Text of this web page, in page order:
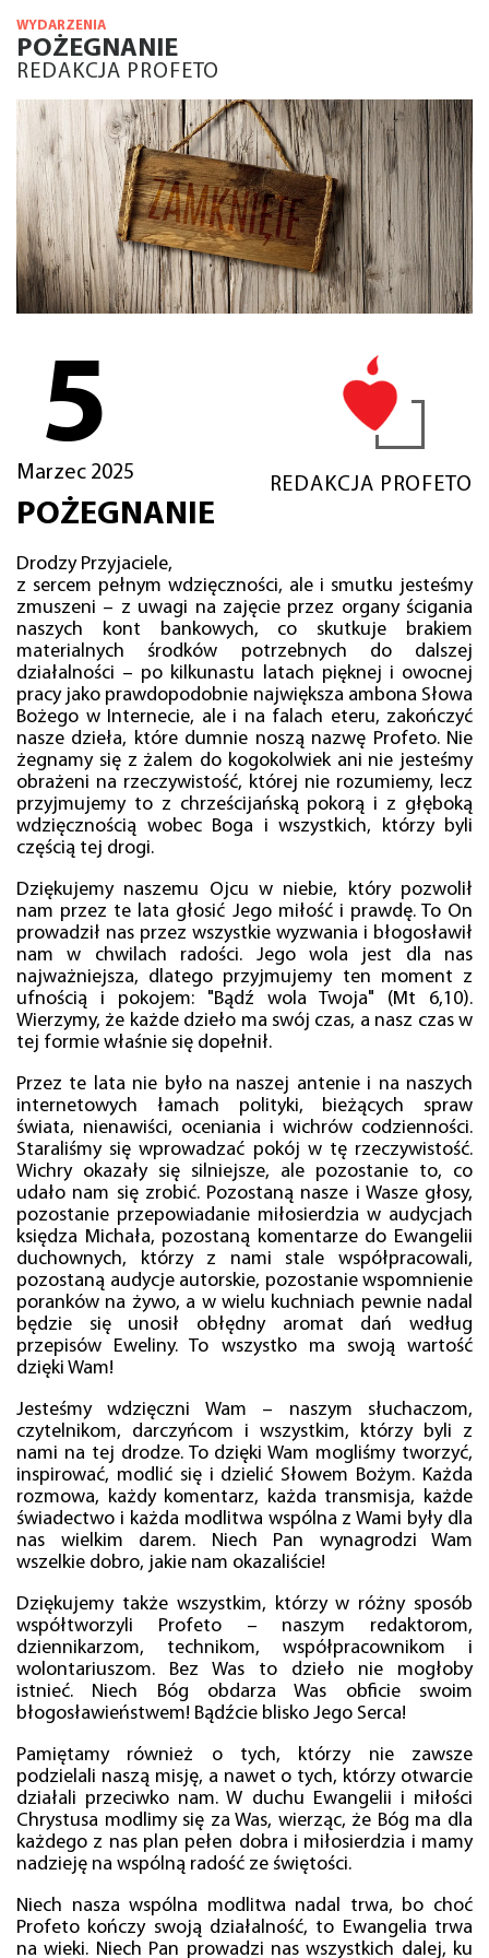
WYDARZENIA
POŻEGNANIE
REDAKCJA PROFETO
5
Marzec 2025
REDAKCJA PROFETO
POŻEGNANIE
Drodzy Przyjaciele,
z sercem pełnym wdzięczności, ale i smutku jesteśmy
zmuszeni – z uwagi na zajęcie przez organy ścigania
naszych kont bankowych, co skutkuje brakiem
materialnych środków potrzebnych do dalszej
działalności – po kilkunastu latach pięknej i owocnej
pracy jako prawdopodobnie największa ambona Słowa
Bożego w Internecie, ale i na falach eteru, zakończyć
nasze dzieła, które dumnie noszą nazwę Profeto. Nie
żegnamy się z żalem do kogokolwiek ani nie jesteśmy
obrażeni na rzeczywistość, której nie rozumiemy, lecz
przyjmujemy to z chrześcijańską pokorą i z głęboką
wdzięcznością wobec Boga i wszystkich, którzy byli
częścią tej drogi.
Dziękujemy naszemu Ojcu w niebie, który pozwolił
nam przez te lata głosić Jego miłość i prawdę. To On
prowadził nas przez wszystkie wyzwania i błogosławił
nam w chwilach radości. Jego wola jest dla nas
najważniejsza, dlatego przyjmujemy ten moment z
ufnością i pokojem: "Bądź wola Twoja" (Mt 6,10).
Wierzymy, że każde dzieło ma swój czas, a nasz czas w
tej formie właśnie się dopełnił.
Przez te lata nie było na naszej antenie i na naszych
internetowych łamach polityki, bieżących spraw
świata, nienawiści, oceniania i wichrów codzienności.
Staraliśmy się wprowadzać pokój w tę rzeczywistość.
Wichry okazały się silniejsze, ale pozostanie to, co
udało nam się zrobić. Pozostaną nasze i Wasze głosy,
pozostanie przepowiadanie miłosierdzia w audycjach
księdza Michała, pozostaną komentarze do Ewangelii
duchownych, którzy z nami stale współpracowali,
pozostaną audycje autorskie, pozostanie wspomnienie
poranków na żywo, a w wielu kuchniach pewnie nadal
będzie się unosił obłędny aromat dań według
przepisów Eweliny. To wszystko ma swoją wartość
dzięki Wam!
Jesteśmy wdzięczni Wam – naszym słuchaczom,
czytelnikom, darczyńcom i wszystkim, którzy byli z
nami na tej drodze. To dzięki Wam mogliśmy tworzyć,
inspirować, modlić się i dzielić Słowem Bożym. Każda
rozmowa, każdy komentarz, każda transmisja, każde
świadectwo i każda modlitwa wspólna z Wami były dla
nas wielkim darem. Niech Pan wynagrodzi Wam
wszelkie dobro, jakie nam okazaliście!
Dziękujemy także wszystkim, którzy w różny sposób
współtworzyli Profeto – naszym redaktorom,
dziennikarzom, technikom, współpracownikom i
wolontariuszom. Bez Was to dzieło nie mogłoby
istnieć. Niech Bóg obdarza Was obficie swoim
błogosławieństwem! Bądźcie blisko Jego Serca!
Pamiętamy również o tych, którzy nie zawsze
podzielali naszą misję, a nawet o tych, którzy otwarcie
działali przeciwko nam. W duchu Ewangelii i miłości
Chrystusa modlimy się za Was, wierząc, że Bóg ma dla
każdego z nas plan pełen dobra i miłosierdzia i mamy
nadzieję na wspólną radość ze świętości.
Niech nasza wspólna modlitwa nadal trwa, bo choć
Profeto kończy swoją działalność, to Ewangelia trwa
na wieki. Niech Pan prowadzi nas wszystkich dalej, ku